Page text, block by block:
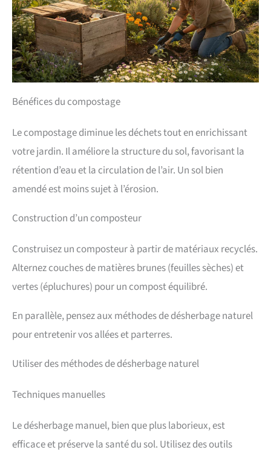
Bénéfices du compostage
Le compostage diminue les déchets tout en enrichissant
votre jardin. Il améliore la structure du sol, favorisant la
rétention d’eau et la circulation de l’air. Un sol bien
amendé est moins sujet à l’érosion.
Construction d’un composteur
Construisez un composteur à partir de matériaux recyclés.
Alternez couches de matières brunes (feuilles sèches) et
vertes (épluchures) pour un compost équilibré.
En parallèle, pensez aux méthodes de désherbage naturel
pour entretenir vos allées et parterres.
Utiliser des méthodes de désherbage naturel
Techniques manuelles
Le désherbage manuel, bien que plus laborieux, est
efficace et préserve la santé du sol. Utilisez des outils